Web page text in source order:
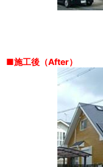
■施工後（After）